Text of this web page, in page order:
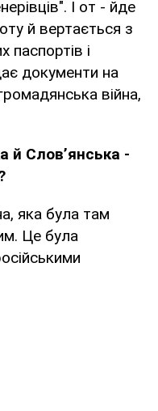
І от - йде
й вертається з
паспортів і
документи на
війна,
й Слов’янська -
яка була там
Це була